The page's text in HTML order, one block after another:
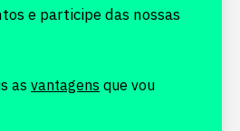
e participe das nossas
as vantagens que vou